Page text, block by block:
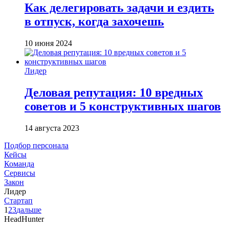
Как делегировать задачи и ездить
в отпуск, когда захочешь
10 июня 2024
Лидер
Деловая репутация: 10 вредных
советов и 5 конструктивных шагов
14 августа 2023
Подбор персонала
Кейсы
Команда
Сервисы
Закон
Лидер
Стартап
1 23дальше
HeadHunter